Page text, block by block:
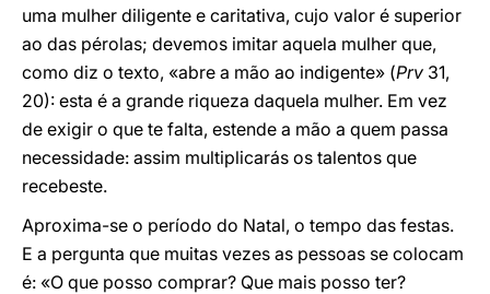
uma mulher diligente e caritativa, cujo valor é superior
ao das pérolas; devemos imitar aquela mulher que,
como diz o texto, «abre a mão ao indigente» (Prv 31,
20): esta é a grande riqueza daquela mulher. Em vez
de exigir o que te falta, estende a mão a quem passa
necessidade: assim multiplicarás os talentos que
recebeste.
Aproxima-se o período do Natal, o tempo das festas.
E a pergunta que muitas vezes as pessoas se colocam
é: «O que posso comprar? Que mais posso ter?